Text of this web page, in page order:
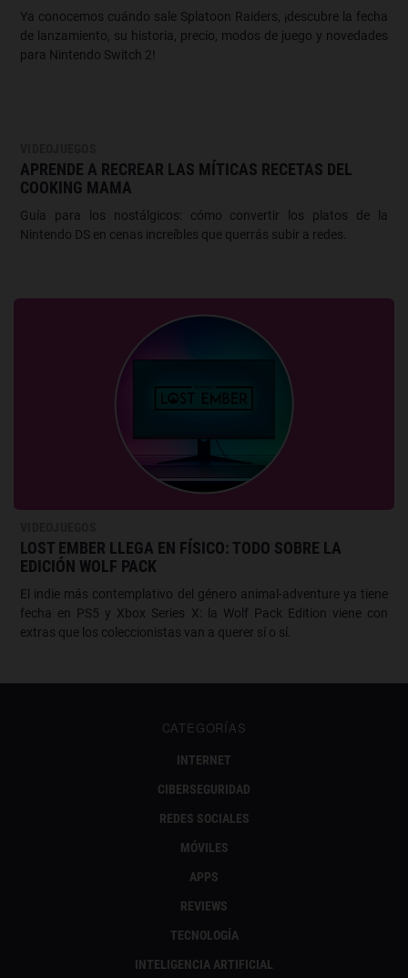
Ya conocemos cuándo sale Splatoon Raiders, ¡descubre la fecha
de lanzamiento, su historia, precio, modos de juego y novedades
para Nintendo Switch 2!
APRENDE A RECREAR LAS MÍTICAS RECETAS DEL
COOKING MAMA
Guía para los nostálgicos: cómo convertir los platos de la
Nintendo DS en cenas increíbles que querrás subir a redes.
LOST EMBER LLEGA EN FÍSICO: TODO SOBRE LA
EDICIÓN WOLF PACK
El indie más contemplativo del género animal-adventure ya tiene
fecha en PS5 y Xbox Series X: la Wolf Pack Edition viene con
extras que los coleccionistas van a querer sí o sí.
CATEGORÍAS
INTERNET
CIBERSEGURIDAD
REDES SOCIALES
MÓVILES
APPS
REVIEWS
TECNOLOGÍA
INTELIGENCIA ARTIFICIAL